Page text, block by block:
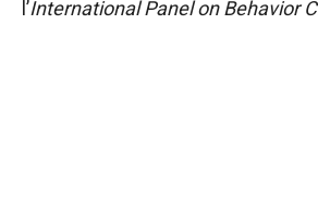
l’International Panel on Behavior